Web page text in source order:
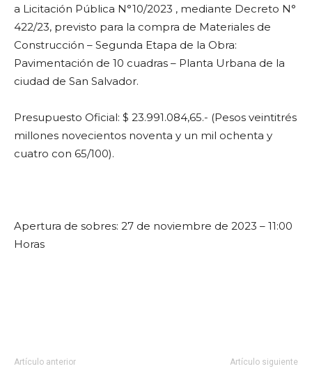
a Licitación Pública N°10/2023 , mediante Decreto N°
422/23, previsto para la compra de Materiales de
Construcción – Segunda Etapa de la Obra:
Pavimentación de 10 cuadras – Planta Urbana de la
ciudad de San Salvador.
Presupuesto Oficial: $ 23.991.084,65.- (Pesos veintitrés
millones novecientos noventa y un mil ochenta y
cuatro con 65/100).
Apertura de sobres: 27 de noviembre de 2023 – 11:00
Horas
Artículo anterior Artículo siguiente